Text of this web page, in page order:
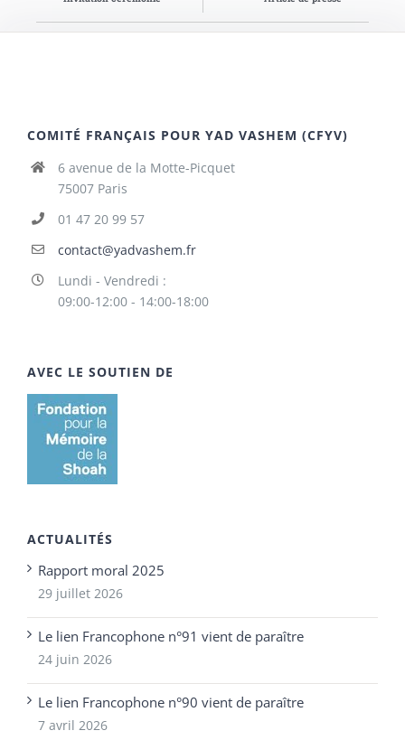
COMITÉ FRANÇAIS POUR YAD VASHEM (CFYV)
6 avenue de la Motte-Picquet
75007 Paris
01 47 20 99 57
contact@yadvashem.fr
Lundi - Vendredi :
09:00-12:00 - 14:00-18:00
AVEC LE SOUTIEN DE
ACTUALITÉS
Rapport moral 2025
29 juillet 2026
Le lien Francophone n°91 vient de paraître
24 juin 2026
Le lien Francophone n°90 vient de paraître
7 avril 2026